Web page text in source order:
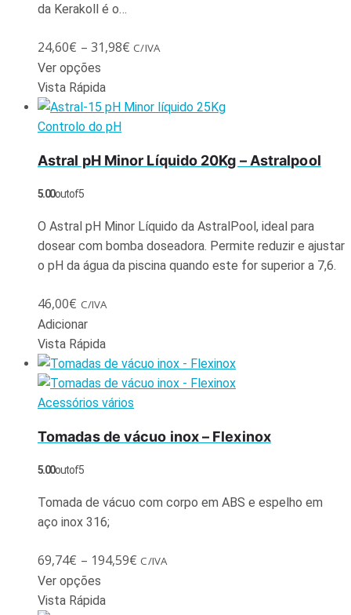
da Kerakoll é o…
24,60€ – 31,98€ C/IVA
Ver opções
Vista Rápida
Controlo do pH
Astral pH Minor Líquido 20Kg – Astralpool
5.00out of 5
O Astral pH Minor Líquido da AstralPool, ideal para
dosear com bomba doseadora. Permite reduzir e ajustar
o pH da água da piscina quando este for superior a 7,6.
46,00€ C/IVA
Adicionar
Vista Rápida
Acessórios vários
Tomadas de vácuo inox – Flexinox
5.00out of 5
Tomada de vácuo com corpo em ABS e espelho em
aço inox 316;
69,74€ – 194,59€ C/IVA
Ver opções
Vista Rápida